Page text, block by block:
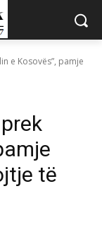
e Kosovës”, pamje
të